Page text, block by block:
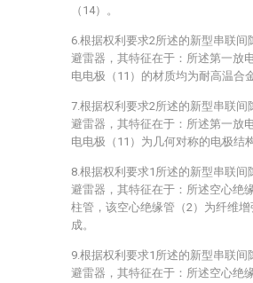
（14）。
6.根据权利要求2所述的新型串联间
避雷器，其特征在于：所述第一放
电电极（11）的材质均为耐高温合
7.根据权利要求2所述的新型串联间
避雷器，其特征在于：所述第一放
电电极（11）为几何对称的电极结构
8.根据权利要求1所述的新型串联间
避雷器，其特征在于：所述空心绝
柱管，该空心绝缘管（2）为纤维
成。
9.根据权利要求1所述的新型串联间
避雷器，其特征在于：所述空心绝